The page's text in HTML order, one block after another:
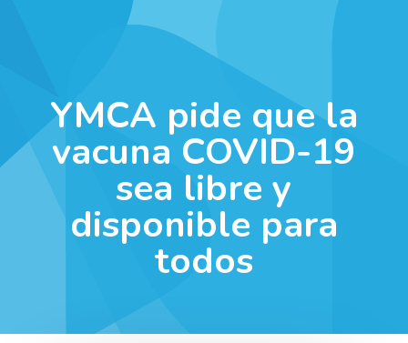
YMCA pide que la
vacuna COVID-19
sea libre y
disponible para
todos